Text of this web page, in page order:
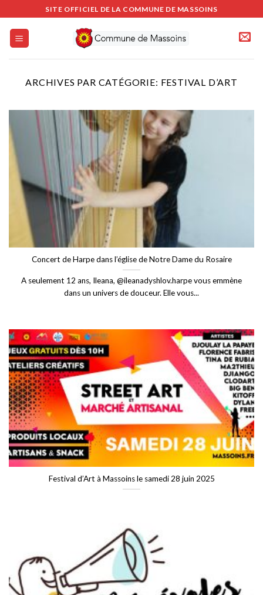
au
contenu
SITE OFFICIEL DE LA COMMUNE DE MASSOINS
ARCHIVES PAR CATÉGORIE: FESTIVAL D’ART
Concert de Harpe dans l’église de Notre Dame du Rosaire
A seulement 12 ans, Ileana, @ileanadyshlov.harpe vous emmène
dans un univers de douceur. Elle vous...
Festival d’Art à Massoins le samedi 28 juin 2025